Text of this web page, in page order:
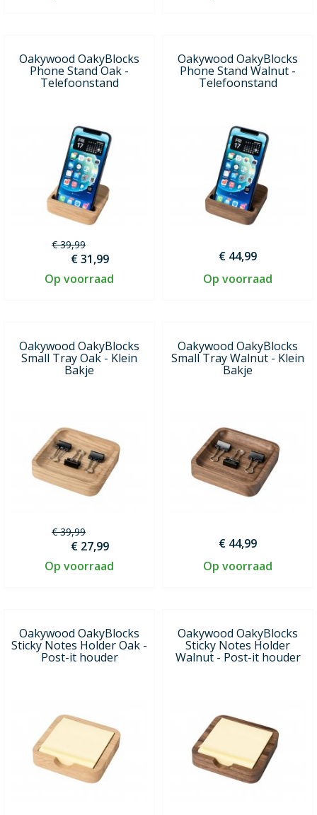
Oakywood OakyBlocks
Phone Stand Oak -
Telefoonstand
€ 39,99
€ 31,99
Op voorraad
Oakywood OakyBlocks
Phone Stand Walnut -
Telefoonstand
€ 44,99
Op voorraad
Oakywood OakyBlocks
Small Tray Oak - Klein
Bakje
€ 39,99
€ 27,99
Op voorraad
Oakywood OakyBlocks
Small Tray Walnut - Klein
Bakje
€ 44,99
Op voorraad
Oakywood OakyBlocks
Sticky Notes Holder Oak -
Post-it houder
Oakywood OakyBlocks
Sticky Notes Holder
Walnut - Post-it houder